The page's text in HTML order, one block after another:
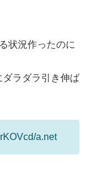
状況作ったのに
ダラダラ引き伸ば
a.net